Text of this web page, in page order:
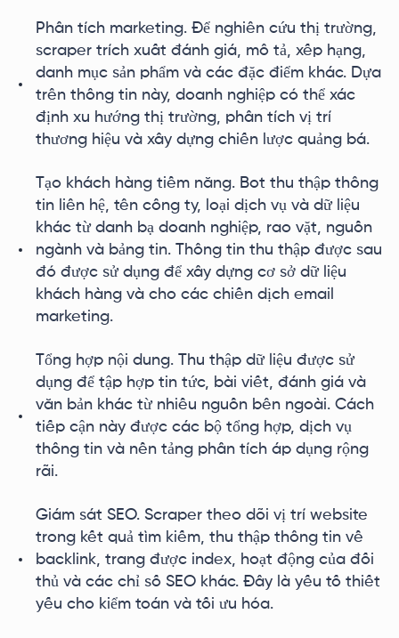
Phân tích marketing. Để nghiên cứu thị trường,
scraper trích xuất đánh giá, mô tả, xếp hạng,
danh mục sản phẩm và các đặc điểm khác. Dựa
trên thông tin này, doanh nghiệp có thể xác
định xu hướng thị trường, phân tích vị trí
thương hiệu và xây dựng chiến lược quảng bá.
Tạo khách hàng tiềm năng. Bot thu thập thông
tin liên hệ, tên công ty, loại dịch vụ và dữ liệu
khác từ danh bạ doanh nghiệp, rao vặt, nguồn
ngành và bảng tin. Thông tin thu thập được sau
đó được sử dụng để xây dựng cơ sở dữ liệu
khách hàng và cho các chiến dịch email
marketing.
Tổng hợp nội dung. Thu thập dữ liệu được sử
dụng để tập hợp tin tức, bài viết, đánh giá và
văn bản khác từ nhiều nguồn bên ngoài. Cách
tiếp cận này được các bộ tổng hợp, dịch vụ
thông tin và nền tảng phân tích áp dụng rộng
rãi.
Giám sát SEO. Scraper theo dõi vị trí website
trong kết quả tìm kiếm, thu thập thông tin về
backlink, trang được index, hoạt động của đối
thủ và các chỉ số SEO khác. Đây là yếu tố thiết
yếu cho kiểm toán và tối ưu hóa.